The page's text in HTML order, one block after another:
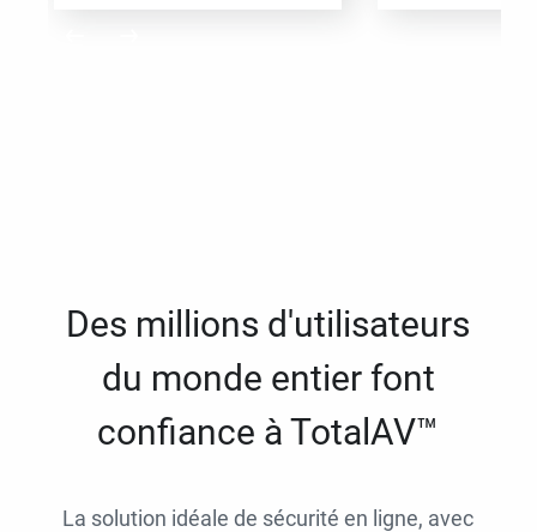
Des millions d'utilisateurs
du monde entier font
confiance à TotalAV™
La solution idéale de sécurité en ligne, avec